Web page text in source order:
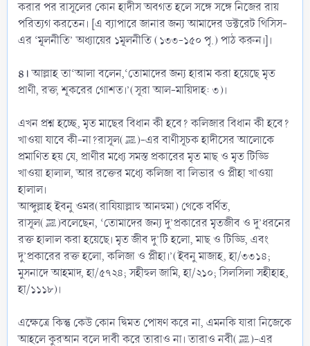
করার পর রাসূলের কোন হাদীস অবগত হলে সঙ্গে সঙ্গে নিজের রায়
পরিত্যগ করতেন। [এ ব্যাপারে জানার জন্য আমাদের ডক্টরেট থিসিস-
এর ‘মূলনীতি’ অধ্যায়ের ১মূলনীতি (১৩৩-১৫০ পৃ.) পাঠ করুন।]।
৪।আল্লাহ তা‘আলা বলেন,‘তোমাদের জন্য হারাম করা হয়েছে মৃত
প্রাণী, রক্ত, শূকরের গোশত।’(সূরা আল-মায়িদাহ: ৩)।
এখন প্রশ্ন হচ্ছে, মৃত মাছের বিধান কী হবে? কলিজার বিধান কী হবে?
খাওয়া যাবে কী-না?রাসূল(ﷺ)-এর বাণীসূচক হাদীসের আলোকে
প্রমাণিত হয় যে, প্রাণীর মধ্যে সমস্ত প্রকারের মৃত মাছ ও মৃত টিড্ডি
খাওয়া হালাল, আর রক্তের মধ্যে কলিজা বা লিভার ও প্লীহা খাওয়া
হালাল।
আব্দুল্লাহ ইবনু ওমর(রাযিয়াল্লাহু আনহুমা) থেকে বর্ণিত,
রাসূল(ﷺ)বলেছেন, ‘তোমাদের জন্য দু’প্রকারের মৃতজীব ও দু’ধরনের
রক্ত হালাল করা হয়েছে। মৃত জীব দু’টি হলো, মাছ ও টিড্ডি, এবং
দু’প্রকারের রক্ত হলো, কলিজা ও প্লীহা।’(ইবনু মাজাহ, হা/৩৩১৪;
মুসনাদে আহমাদ, হা/৫৭২৪; সহীহুল জামি, হা/২১০; সিলসিলা সহীহাহ,
হা/১১১৮)।
এক্ষেত্রে কিন্তু কেউ কোন দ্বিমত পোষণ করে না, এমনকি যারা নিজেকে
আহলে কুরআন বলে দাবী করে তারাও না। তারাও নবী(ﷺ)-এর